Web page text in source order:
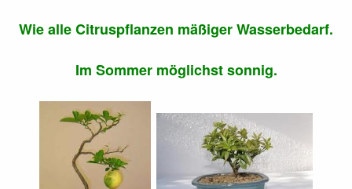
Wie alle Citruspflanzen mäßiger Wasserbedarf.
Im Sommer möglichst sonnig.